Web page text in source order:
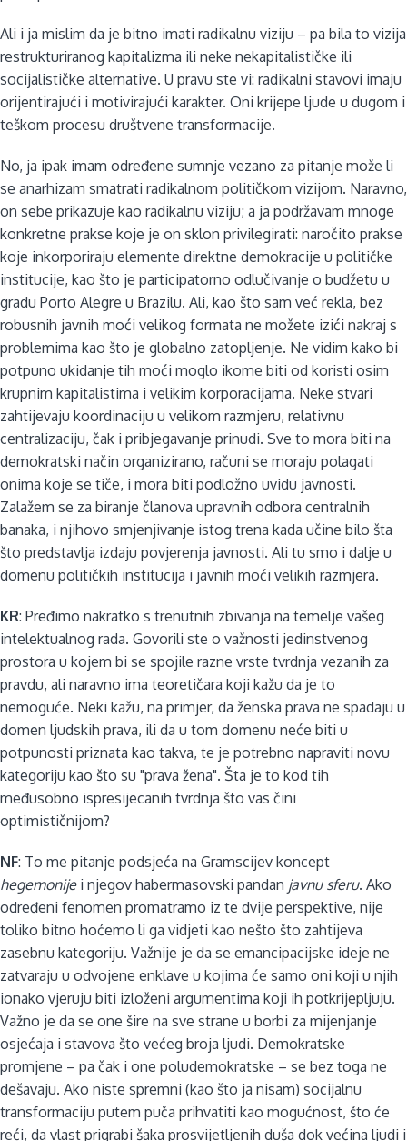
Ali i ja mislim da je bitno imati radikalnu viziju – pa bila to vizija
restrukturiranog kapitalizma ili neke nekapitalističke ili
socijalističke alternative. U pravu ste vi: radikalni stavovi imaju
orijentirajući i motivirajući karakter. Oni krijepe ljude u dugom i
teškom procesu društvene transformacije.
No, ja ipak imam određene sumnje vezano za pitanje može li
se anarhizam smatrati radikalnom političkom vizijom. Naravno,
on sebe prikazuje kao radikalnu viziju; a ja podržavam mnoge
konkretne prakse koje je on sklon privilegirati: naročito prakse
koje inkorporiraju elemente direktne demokracije u političke
institucije, kao što je participatorno odlučivanje o budžetu u
gradu Porto Alegre u Brazilu. Ali, kao što sam već rekla, bez
robusnih javnih moći velikog formata ne možete izići nakraj s
problemima kao što je globalno zatopljenje. Ne vidim kako bi
potpuno ukidanje tih moći moglo ikome biti od koristi osim
krupnim kapitalistima i velikim korporacijama. Neke stvari
zahtijevaju koordinaciju u velikom razmjeru, relativnu
centralizaciju, čak i pribjegavanje prinudi. Sve to mora biti na
demokratski način organizirano, računi se moraju polagati
onima koje se tiče, i mora biti podložno uvidu javnosti.
Zalažem se za biranje članova upravnih odbora centralnih
banaka, i njihovo smjenjivanje istog trena kada učine bilo šta
što predstavlja izdaju povjerenja javnosti. Ali tu smo i dalje u
domenu političkih institucija i javnih moći velikih razmjera.
KR: Pređimo nakratko s trenutnih zbivanja na temelje vašeg
intelektualnog rada. Govorili ste o važnosti jedinstvenog
prostora u kojem bi se spojile razne vrste tvrdnja vezanih za
pravdu, ali naravno ima teoretičara koji kažu da je to
nemoguće. Neki kažu, na primjer, da ženska prava ne spadaju u
domen ljudskih prava, ili da u tom domenu neće biti u
potpunosti priznata kao takva, te je potrebno napraviti novu
kategoriju kao što su "prava žena". Šta je to kod tih
međusobno ispresijecanih tvrdnja što vas čini
optimističnijom?
NF: To me pitanje podsjeća na Gramscijev koncept
hegemonije i njegov habermasovski pandan javnu sferu. Ako
određeni fenomen promatramo iz te dvije perspektive, nije
toliko bitno hoćemo li ga vidjeti kao nešto što zahtijeva
zasebnu kategoriju. Važnije je da se emancipacijske ideje ne
zatvaraju u odvojene enklave u kojima će samo oni koji u njih
ionako vjeruju biti izloženi argumentima koji ih potkrijepljuju.
Važno je da se one šire na sve strane u borbi za mijenjanje
osjećaja i stavova što većeg broja ljudi. Demokratske
promjene – pa čak i one poludemokratske – se bez toga ne
dešavaju. Ako niste spremni (kao što ja nisam) socijalnu
transformaciju putem puča prihvatiti kao mogućnost, što će
reći, da vlast prigrabi šaka prosvijetljenih duša dok većina ljudi i